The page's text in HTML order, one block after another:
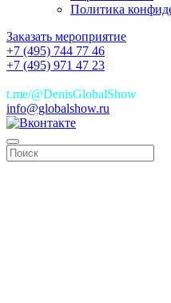
Политика
Заказать мероприятие
+7 (495) 744 77 46
+7 (495) 971 47 23
t.me/@DenisGlobalShow
info@globalshow.ru